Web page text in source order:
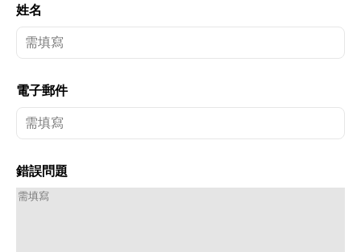
姓名
電子郵件
錯誤問題